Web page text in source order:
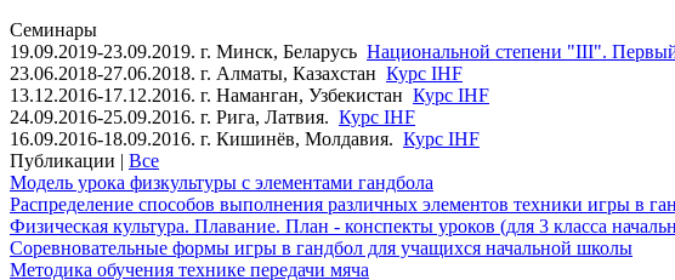
Семинары
19.09.2019-23.09.2019. г. Минск, Беларусь Национальной степени "III".
23.06.2018-27.06.2018. г. Алматы, Казахстан Курс IHF
13.12.2016-17.12.2016. г. Наманган, Узбекистан Курс IHF
24.09.2016-25.09.2016. г. Рига, Латвия. Курс IHF
16.09.2016-18.09.2016. г. Кишинёв, Молдавия. Курс IHF
Публикации | Все
Модель урока физкультуры с элементами гандбола
Распределение способов выполнения различных элементов техники игры в
Физическая культура. Плавание. План - конспекты уроков (для 3 класса
Соревновательные формы игры в гандбол для учащихся начальной школы
Методика обучения технике передачи мяча